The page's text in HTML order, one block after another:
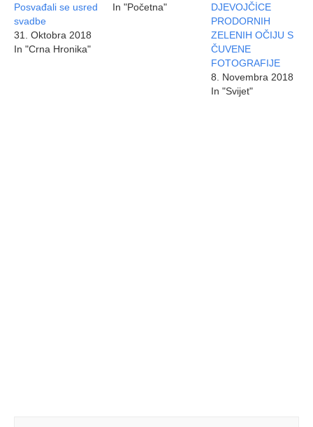
Posvađali se usred
svadbe
31. Oktobra 2018
In "Crna Hronika"
In "Početna"
DJEVOJČİCE
PRODORNIH
ZELENIH OČIJU S
ČUVENE
FOTOGRAFIJE
8. Novembra 2018
In "Svijet"